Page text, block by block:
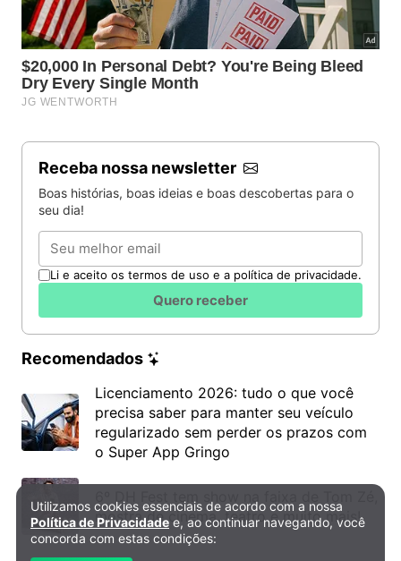
Receba nossa newsletter
Boas histórias, boas ideias e boas descobertas para o
seu dia!
Email
Li e aceito os termos de uso e a política de privacidade.
Quero receber
Recomendados
Licenciamento 2026: tudo o que você
precisa saber para manter seu veículo
regularizado sem perder os prazos com
o Super App Gringo
mostra de cinema, teatro e muito mais!
Política de Privacidade e Cookies
Utilizamos cookies essenciais de acordo com a nossa
Política de Privacidade e, ao continuar navegando, você
concorda com estas condições: